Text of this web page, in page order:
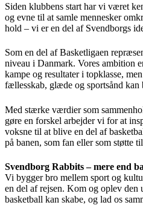
Siden klubbens start har vi været
og evne til at samle mennesker
hold – vi er en del af Svendborgs
Som en del af Basketligaen
niveau i Danmark. Vores ambition
kampe og resultater i topklasse,
fællesskab, glæde og sportsånd kan
Med stærke værdier som
gøre en forskel arbejder vi for at
voksne til at blive en del af
på banen, som fan eller som støtte
Svendborg Rabbits – mere end
Vi bygger bro mellem sport og
en del af rejsen. Kom og oplev den
basketball kan skabe, og lad os